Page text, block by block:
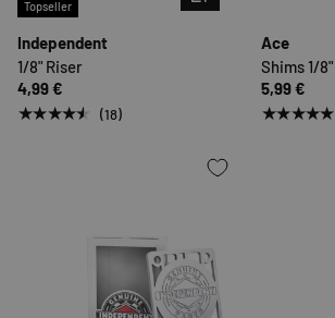
Topseller
Independent
1/8" Riser
4,99 €
★★★★★ (18)
Ace
Shims 1/8"
5,99 €
★★★★★